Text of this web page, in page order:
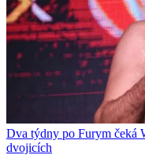
Dva týdny po Furym čeká
dvojicích